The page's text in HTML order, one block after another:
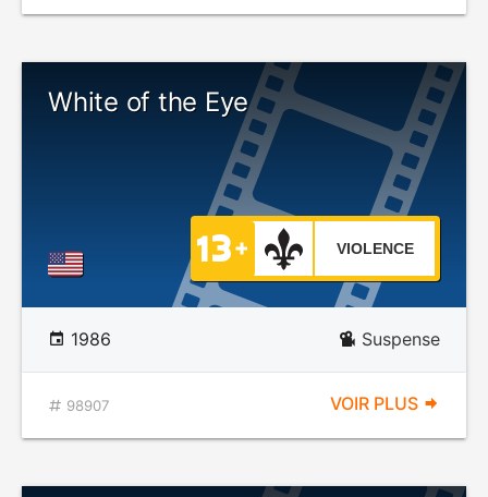
White of the Eye
VIOLENCE
1986 Suspense
98907 VOIR PLUS